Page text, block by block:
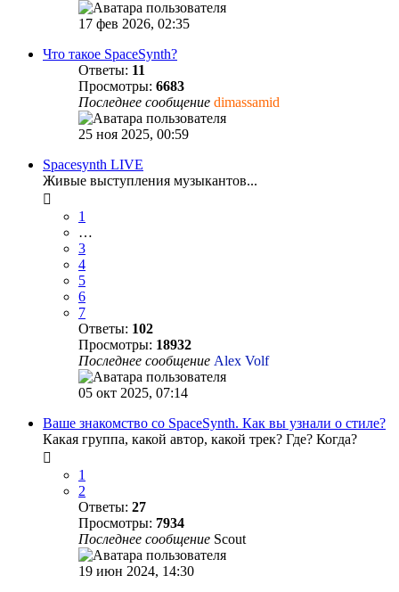
17 фев 2026, 02:35
Что такое SpaceSynth?
Ответы: 11
Просмотры: 6683
Последнее сообщение dimassamid
25 ноя 2025, 00:59
Spacesynth LIVE
Живые выступления музыкантов...
1
…
3
4
5
6
7
Ответы: 102
Просмотры: 18932
Последнее сообщение Alex Volf
05 окт 2025, 07:14
Ваше знакомство со SpaceSynth. Как вы узнали о стиле?
Какая группа, какой автор, какой трек? Где? Когда?
1
2
Ответы: 27
Просмотры: 7934
Последнее сообщение Scout
19 июн 2024, 14:30